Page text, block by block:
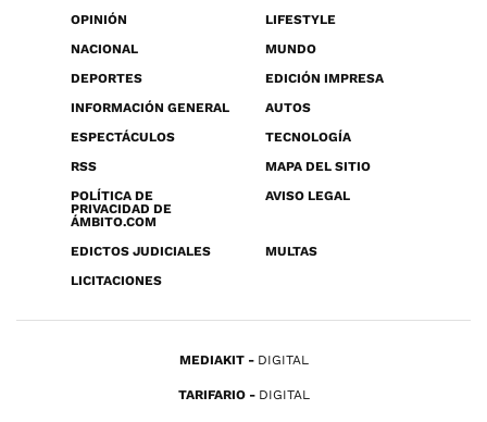
OPINIÓN
LIFESTYLE
NACIONAL
MUNDO
DEPORTES
EDICIÓN IMPRESA
INFORMACIÓN GENERAL
AUTOS
ESPECTÁCULOS
TECNOLOGÍA
RSS
MAPA DEL SITIO
POLÍTICA DE
PRIVACIDAD DE
ÁMBITO.COM
AVISO LEGAL
EDICTOS JUDICIALES
MULTAS
LICITACIONES
MEDIAKIT DIGITAL
TARIFARIO DIGITAL